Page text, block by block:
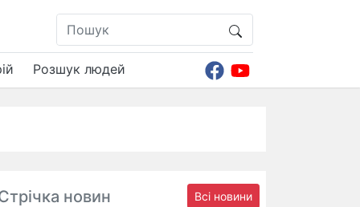
Розшук людей
новин Всі новини